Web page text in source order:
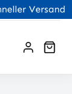
Versand